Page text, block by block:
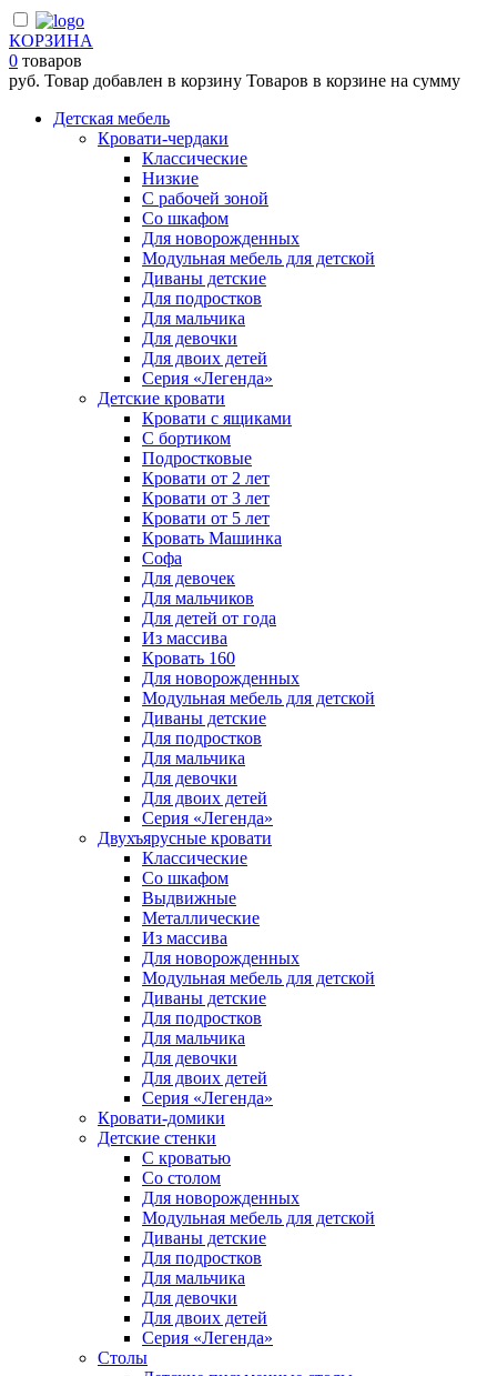
КОРЗИНА
0 товаров
руб. Товар добавлен в корзину Товаров в корзине на сумму
Детская мебель
Кровати-чердаки
Классические
Низкие
С рабочей зоной
Со шкафом
Для новорожденных
Модульная мебель для детской
Диваны детские
Для подростков
Для мальчика
Для девочки
Для двоих детей
Серия «Легенда»
Детские кровати
Кровати с ящиками
С бортиком
Подростковые
Кровати от 2 лет
Кровати от 3 лет
Кровати от 5 лет
Кровать Машинка
Софа
Для девочек
Для мальчиков
Для детей от года
Из массива
Кровать 160
Для новорожденных
Модульная мебель для детской
Диваны детские
Для подростков
Для мальчика
Для девочки
Для двоих детей
Серия «Легенда»
Двухъярусные кровати
Классические
Со шкафом
Выдвижные
Металлические
Из массива
Для новорожденных
Модульная мебель для детской
Диваны детские
Для подростков
Для мальчика
Для девочки
Для двоих детей
Серия «Легенда»
Кровати-домики
Детские стенки
С кроватью
Со столом
Для новорожденных
Модульная мебель для детской
Диваны детские
Для подростков
Для мальчика
Для девочки
Для двоих детей
Серия «Легенда»
Столы